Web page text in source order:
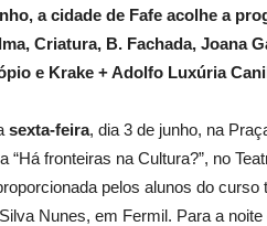
a cidade de Fafe acolhe a
Criatura, B. Fachada, Joana
e Krake + Adolfo Luxúria
sexta-feira, dia 3 de junho, na
fronteiras na Cultura?”, no
pelos alunos do
Nunes, em Fermil. Para a